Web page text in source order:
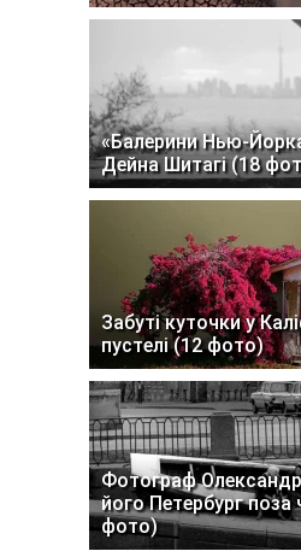
«Балерини Нью-
Дейна Шитагі (18
Забуті куточки у
пустелі (12 фото)
Фотограф
його Петербург
фото)